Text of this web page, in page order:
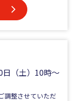
（土）10時～
調整させていただ